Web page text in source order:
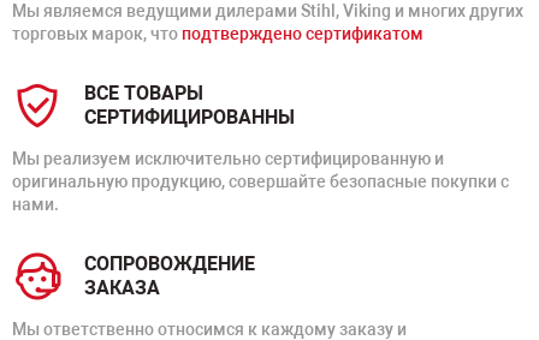
Мы являемся ведущими дилерами Stihl, Viking и многих других
торговых марок, что подтверждено сертификатом
ВСЕ ТОВАРЫ
СЕРТИФИЦИРОВАННЫ
Мы реализуем исключительно сертифицированную и
оригинальную продукцию, совершайте безопасные покупки с
нами.
СОПРОВОЖДЕНИЕ
ЗАКАЗА
Мы ответственно относимся к каждому заказу и